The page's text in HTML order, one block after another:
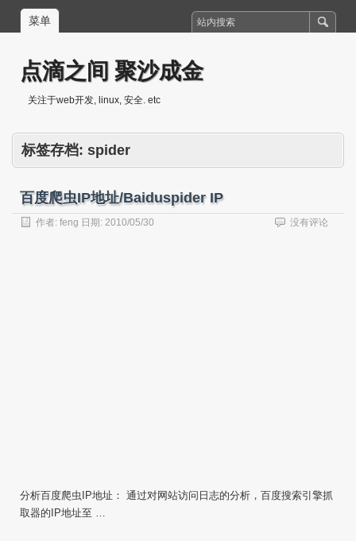
菜单
点滴之间 聚沙成金
关注于web开发, linux, 安全. etc
标签存档: spider
百度爬虫IP地址/Baiduspider IP
作者: feng 日期: 2010/05/30 没有评论
分析百度爬虫IP地址： 通过对网站访问日志的分析，百度搜索引擎抓
取器的IP地址至 …